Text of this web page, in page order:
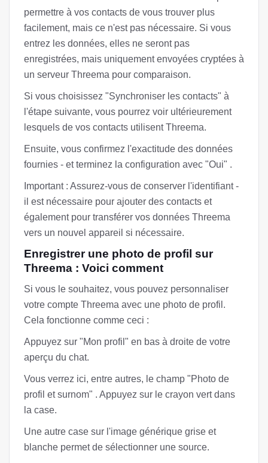
permettre à vos contacts de vous trouver plus
facilement, mais ce n'est pas nécessaire. Si vous
entrez les données, elles ne seront pas
enregistrées, mais uniquement envoyées cryptées à
un serveur Threema pour comparaison.
Si vous choisissez "Synchroniser les contacts" à
l'étape suivante, vous pourrez voir ultérieurement
lesquels de vos contacts utilisent Threema.
Ensuite, vous confirmez l'exactitude des données
fournies - et terminez la configuration avec "Oui" .
Important : Assurez-vous de conserver l'identifiant -
il est nécessaire pour ajouter des contacts et
également pour transférer vos données Threema
vers un nouvel appareil si nécessaire.
Enregistrer une photo de profil sur
Threema : Voici comment
Si vous le souhaitez, vous pouvez personnaliser
votre compte Threema avec une photo de profil.
Cela fonctionne comme ceci :
Appuyez sur "Mon profil" en bas à droite de votre
aperçu du chat.
Vous verrez ici, entre autres, le champ "Photo de
profil et surnom" . Appuyez sur le crayon vert dans
la case.
Une autre case sur l'image générique grise et
blanche permet de sélectionner une source.